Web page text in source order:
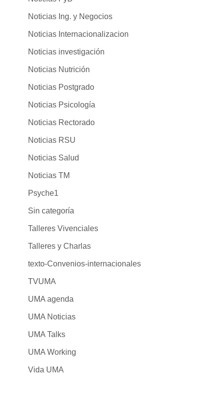
Noticias Ing. y Negocios
Noticias Internacionalizacion
Noticias investigación
Noticias Nutrición
Noticias Postgrado
Noticias Psicología
Noticias Rectorado
Noticias RSU
Noticias Salud
Noticias TM
Psyche1
Sin categoría
Talleres Vivenciales
Talleres y Charlas
texto-Convenios-internacionales
TVUMA
UMA agenda
UMA Noticias
UMA Talks
UMA Working
Vida UMA